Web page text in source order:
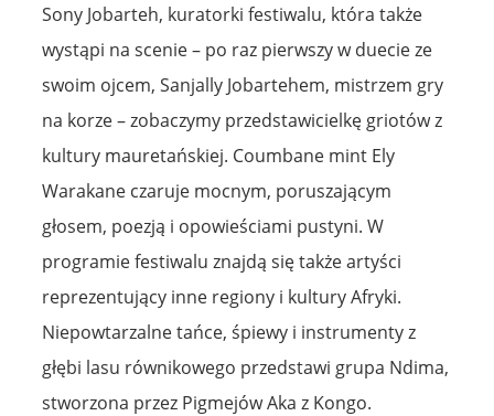
Sony Jobarteh, kuratorki festiwalu, która także
wystąpi na scenie – po raz pierwszy w duecie ze
swoim ojcem, Sanjally Jobartehem, mistrzem gry
na korze – zobaczymy przedstawicielkę griotów z
kultury mauretańskiej. Coumbane mint Ely
Warakane czaruje mocnym, poruszającym
głosem, poezją i opowieściami pustyni. W
programie festiwalu znajdą się także artyści
reprezentujący inne regiony i kultury Afryki.
Niepowtarzalne tańce, śpiewy i instrumenty z
głębi lasu równikowego przedstawi grupa Ndima,
stworzona przez Pigmejów Aka z Kongo.